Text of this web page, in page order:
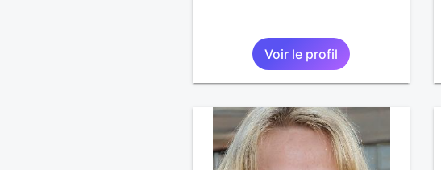
Voir le profil